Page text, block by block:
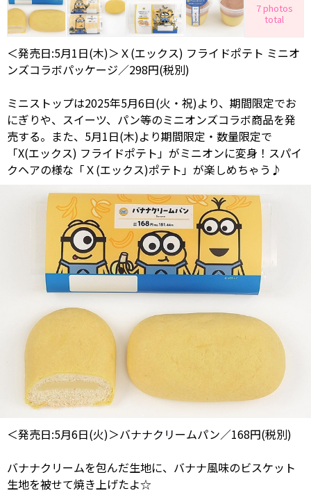
7 photos
total
＜発売日:5月1日(木)＞Ｘ(エックス) フライドポテト ミニオ
ンズコラボパッケージ／298円(税別)
ミニストップは2025年5月6日(火・祝)より、期間限定でお
にぎりや、スイーツ、パン等のミニオンズコラボ商品を発
売する。また、5月1日(木)より期間限定・数量限定で
「X(エックス) フライドポテト」がミニオンに変身！スパイ
クヘアの様な「Ｘ(エックス)ポテト」が楽しめちゃう♪
＜発売日:5月6日(火)＞バナナクリームパン／168円(税別)
バナナクリームを包んだ生地に、バナナ風味のビスケット
生地を被せて焼き上げたよ☆